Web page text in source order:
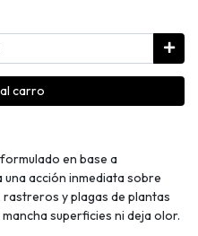
carro
en base a
acción inmediata sobre
y plagas de plantas
superficies ni deja olor.